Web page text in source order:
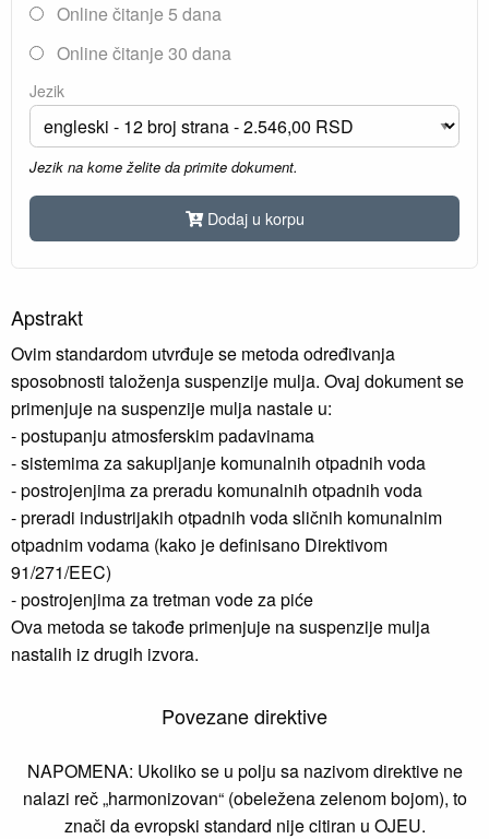
Online čitanje 5 dana
Online čitanje 30 dana
Jezik
Jezik na kome želite da primite dokument.
Dodaj u korpu
Apstrakt
Ovim standardom utvrđuje se metoda određivanja
sposobnosti taloženja suspenzije mulja. Ovaj dokument se
primenjuje na suspenzije mulja nastale u:
- postupanju atmosferskim padavinama
- sistemima za sakupljanje komunalnih otpadnih voda
- postrojenjima za preradu komunalnih otpadnih voda
- preradi industrijakih otpadnih voda sličnih komunalnim
otpadnim vodama (kako je definisano Direktivom
91/271/EEC)
- postrojenjima za tretman vode za piće
Ova metoda se takođe primenjuje na suspenzije mulja
nastalih iz drugih izvora.
Povezane direktive
NAPOMENA: Ukoliko se u polju sa nazivom direktive ne
nalazi reč „harmonizovan“ (obeležena zelenom bojom), to
znači da evropski standard nije citiran u OJEU.